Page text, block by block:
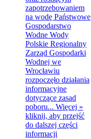
zapotrzebowaniem
na wodę Państwowe
Gospodarstwo
Wodne Wody
Polskie Regionalny
Zarząd Gospodarki
Wodnej we
Wrocławiu
rozpoczęło działania
informacyjne
dotyczące zasad
poboru... Więcej »
kliknij, aby przejść
do dalszej części
informacji